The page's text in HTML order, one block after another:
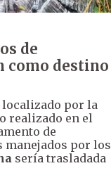
de
como destino
localizado por la
realizado en el
de
manejados por los
sería trasladada